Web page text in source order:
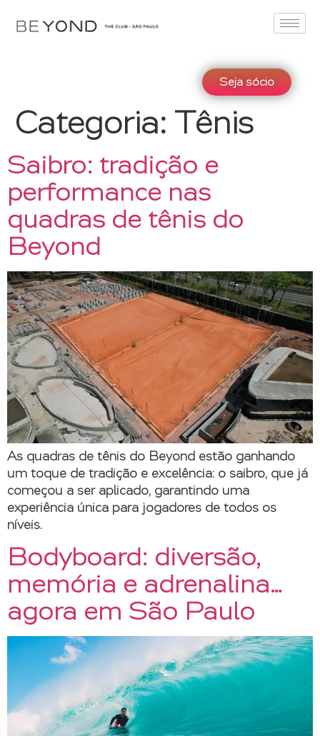
Seja sócio
Categoria: Tênis
Saibro: tradição e
performance nas
quadras de tênis do
Beyond
As quadras de tênis do Beyond estão ganhando
um toque de tradição e excelência: o saibro, que já
começou a ser aplicado, garantindo uma
experiência única para jogadores de todos os
níveis.
Bodyboard: diversão,
memória e adrenalina…
agora em São Paulo